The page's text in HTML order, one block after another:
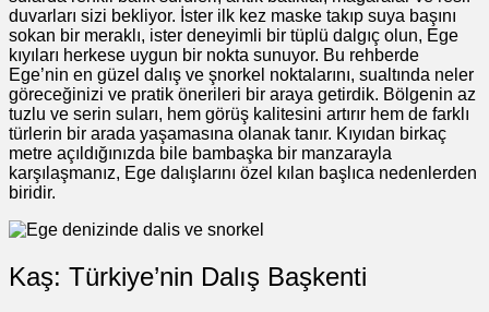
duvarları sizi bekliyor. İster ilk kez maske takıp suya başını
sokan bir meraklı, ister deneyimli bir tüplü dalgıç olun, Ege
kıyıları herkese uygun bir nokta sunuyor. Bu rehberde
Ege’nin en güzel dalış ve şnorkel noktalarını, sualtında neler
göreceğinizi ve pratik önerileri bir araya getirdik. Bölgenin az
tuzlu ve serin suları, hem görüş kalitesini artırır hem de farklı
türlerin bir arada yaşamasına olanak tanır. Kıyıdan birkaç
metre açıldığınızda bile bambaşka bir manzarayla
karşılaşmanız, Ege dalışlarını özel kılan başlıca nedenlerden
biridir.
Kaş: Türkiye’nin Dalış Başkenti